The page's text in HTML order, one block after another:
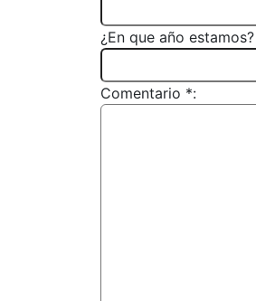
¿En que año
Comentario *: